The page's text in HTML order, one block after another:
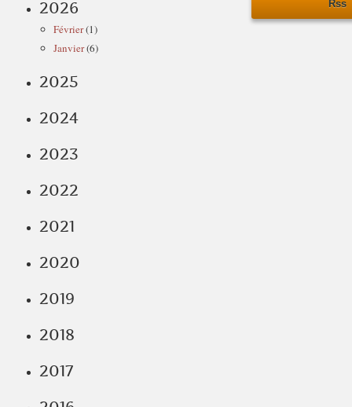
2026
Février(1)
Janvier(6)
2025
2024
2023
2022
2021
2020
2019
2018
2017
Rss